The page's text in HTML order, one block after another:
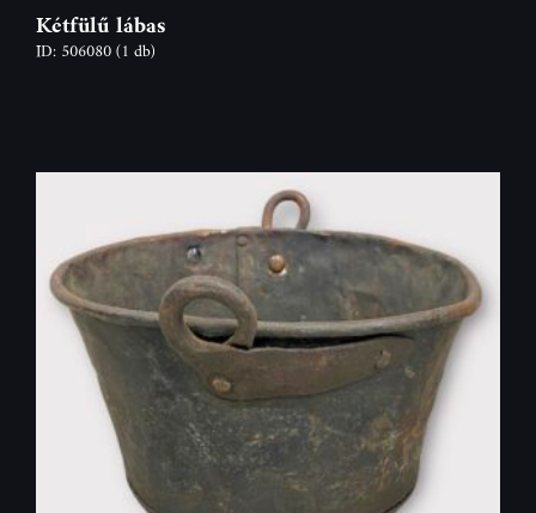
Kétfülű lábas
ID: 506080(1 db)